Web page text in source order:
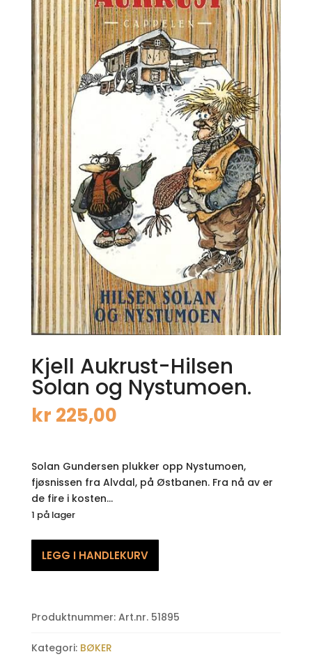
Kjell Aukrust-Hilsen
Solan og Nystumoen.
kr 225,00
Solan Gundersen plukker opp Nystumoen,
fjøsnissen fra Alvdal, på Østbanen. Fra nå av er
de fire i kosten…
1 på lager
Aukrust-
og
antall
LEGG I HANDLEKURV
Produktnummer: Art.nr. 51895
Kategori: BØKER